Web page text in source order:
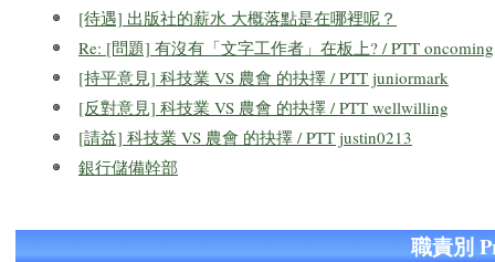
[待遇] 出版社的薪水 大概落點是在哪裡呢？
Re: [問題] 有沒有「文字工作者」在板上? / PTT oncoming
[持平意見] 科技業 VS 農會 的抉擇 / PTT juniormark
[反對意見] 科技業 VS 農會 的抉擇 / PTT wellwilling
[請益] 科技業 VS 農會 的抉擇 / PTT justin0213
銀行儲備幹部
職責別